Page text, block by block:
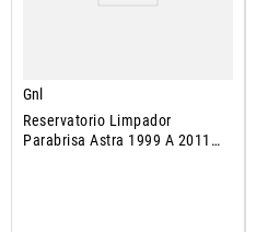
Gnl
Reservatorio Limpador
Parabrisa Astra 1999 A 2011